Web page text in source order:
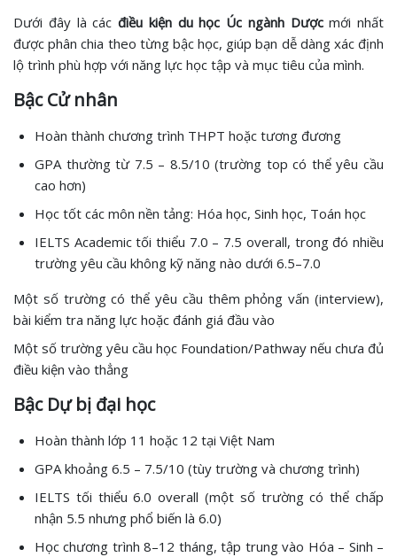
Dưới đây là các điều kiện du học Úc ngành Dượcmới nhất
được phân chia theo từng bậc học, giúp bạn dễ dàng xác định
lộ trình phù hợp với năng lực học tập và mục tiêu của mình.
Bậc Cử nhân
Hoàn thành chương trình THPT hoặc tương đương
GPA thường từ 7.5 – 8.5/10 (trường top có thể yêu cầu
cao hơn)
Học tốt các môn nền tảng: Hóa học, Sinh học, Toán học
IELTS Academic tối thiểu 7.0 – 7.5 overall, trong đó nhiều
trường yêu cầu không kỹ năng nào dưới 6.5–7.0
Một số trường có thể yêu cầu thêm phỏng vấn (interview),
bài kiểm tra năng lực hoặc đánh giá đầu vào
Một số trường yêu cầu học Foundation/Pathway nếu chưa đủ
điều kiện vào thẳng
Bậc Dự bị đại học
Hoàn thành lớp 11 hoặc 12 tại Việt Nam
GPA khoảng 6.5 – 7.5/10 (tùy trường và chương trình)
IELTS tối thiểu 6.0 overall (một số trường có thể chấp
nhận 5.5 nhưng phổ biến là 6.0)
Học chương trình 8–12 tháng, tập trung vào Hóa – Sinh –